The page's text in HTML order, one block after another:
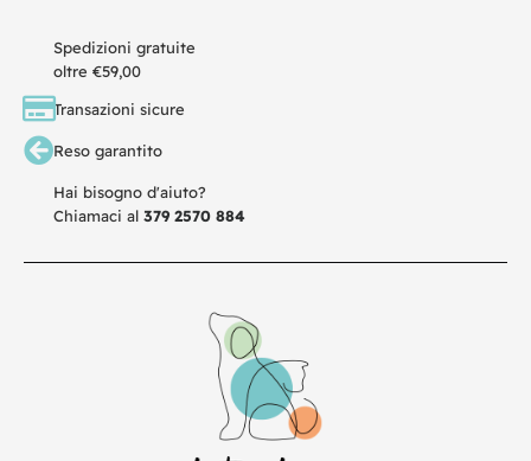
Spedizioni gratuite
oltre €59,00
Transazioni sicure
Reso garantito
Hai bisogno d'aiuto?
Chiamaci al 379 2570 884